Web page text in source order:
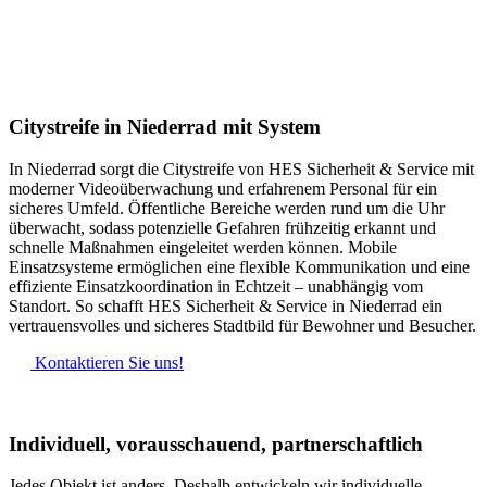
Citystreife in Niederrad mit System
In Niederrad sorgt die Citystreife von HES Sicherheit & Service mit
moderner Videoüberwachung und erfahrenem Personal für ein
sicheres Umfeld. Öffentliche Bereiche werden rund um die Uhr
überwacht, sodass potenzielle Gefahren frühzeitig erkannt und
schnelle Maßnahmen eingeleitet werden können. Mobile
Einsatzsysteme ermöglichen eine flexible Kommunikation und eine
effiziente Einsatzkoordination in Echtzeit – unabhängig vom
Standort. So schafft HES Sicherheit & Service in Niederrad ein
vertrauensvolles und sicheres Stadtbild für Bewohner und Besucher.
Kontaktieren Sie uns!
Individuell, vorausschauend, partnerschaftlich